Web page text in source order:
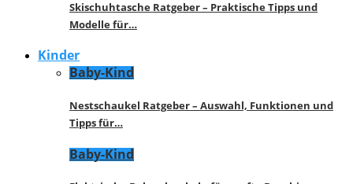
Skischuhtasche Ratgeber – Praktische Tipps und
Modelle für…
Kinder
Baby-Kind
Nestschaukel Ratgeber – Auswahl, Funktionen und
Tipps für…
Baby-Kind